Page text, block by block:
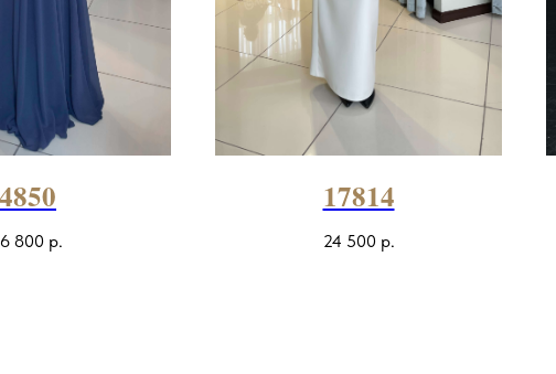
4850
800 р.
17814
24 500 р.